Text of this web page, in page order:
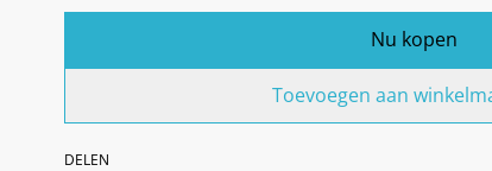
Nu kopen
Toevoegen aan
DELEN